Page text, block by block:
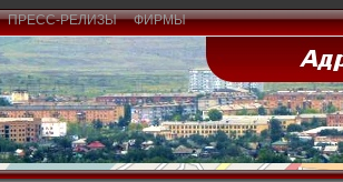
ПРЕСС-РЕЛИЗЫ ФИРМЫ